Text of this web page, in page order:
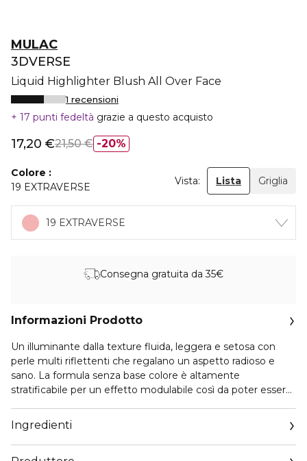
MULAC
3DVERSE
Liquid Highlighter Blush All Over Face
1 recensioni
17 punti fedeltà grazie a questo acquisto
20%
17,20 €21,50 €
Colore
19 EXTRAVERSE
Vista: Lista Griglia
19 EXTRAVERSE
Consegna gratuita da 35€
Informazioni Prodotto
Un illuminante dalla texture fluida, leggera e setosa con
perle multi riflettenti che regalano un aspetto radioso e
sano. La formula senza base colore è altamente
stratificabile per un effetto modulabile così da poter essere
Ingredienti